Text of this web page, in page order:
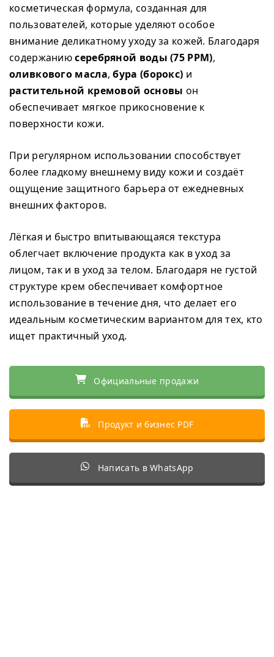
косметическая формула, созданная для
пользователей, которые уделяют особое
внимание деликатному уходу за кожей. Благодаря
содержаниюсеребряной воды (75 PPM),
оливкового масла,бура (борокс) и
растительной кремовой основы он
обеспечивает мягкое прикосновение к
поверхности кожи.
При регулярном использовании способствует
более гладкому внешнему виду кожи и создаёт
ощущение защитного барьера от ежедневных
внешних факторов.
Лёгкая и быстро впитывающаяся текстура
облегчает включение продукта как в уход за
лицом, так и в уход за телом. Благодаря не густой
структуре крем обеспечивает комфортное
использование в течение дня, что делает его
идеальным косметическим вариантом для тех, кто
ищет практичный уход.
Официальные продажи
Продукт и бизнес PDF
Написать в WhatsApp